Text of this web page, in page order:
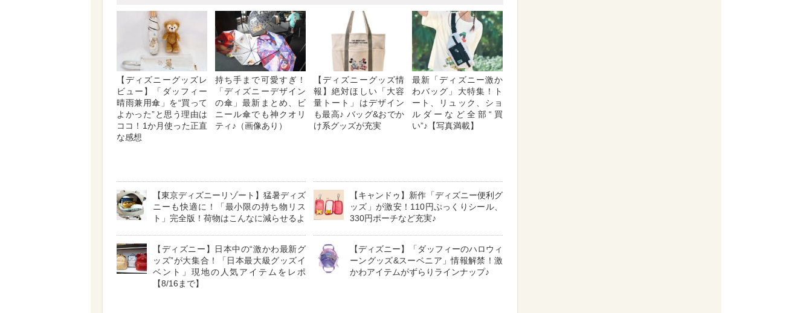
【ディズニーグッズレ
ビュー】「ダッフィー
晴雨兼用傘」を“買って
よかった”と思う理由は
ココ！1か月使った正直
な感想
持ち手まで可愛すぎ！
「ディズニーデザイン
の傘」最新まとめ、ビ
ニール傘でも神クオリ
ティ♪（画像あり）
【ディズニーグッズ情
報】絶対ほしい「大容
量トート」はデザイン
も最高♪ バッグ&おでか
け系グッズが充実
最新「ディズニー激か
わバッグ」大特集！ト
ート、リュック、ショ
ルダーなど全部“買
い”♪【写真満載】
【東京ディズニーリゾート】猛暑ディズ
ニーも快適に！「最小限の持ち物リス
ト」完全版！荷物はこんなに減らせるよ
【キャンドゥ】新作「ディズニー便利グ
ッズ」が激安！110円ぷっくりシール、
330円ポーチなど充実♪
【ディズニー】日本中の“激かわ最新グ
ッズ”が大集合！「日本最大級グッズイ
ベント」現地の人気アイテムをレポ
【8/16まで】
【ディズニー】「ダッフィーのハロウィ
ーングッズ&スーベニア」情報解禁！激
かわアイテムがずらりラインナップ♪